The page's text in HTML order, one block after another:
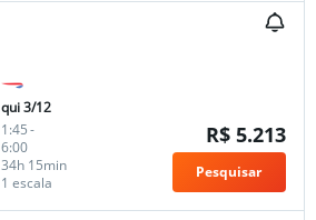
qui 3/12
1:45-
6:00
1 escala
34h 15min
R$ 5.213
Pesquisar